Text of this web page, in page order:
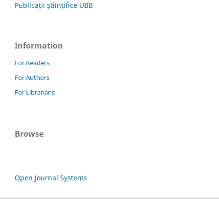
Publicații științifice UBB
Information
For Readers
For Authors
For Librarians
Browse
Open Journal Systems